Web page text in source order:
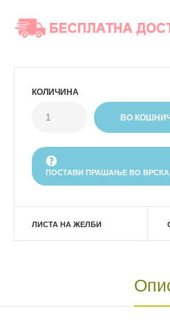
КОЛИЧИНА
ПОСТАВИ ПРАШАЊЕ ВО
ЛИСТА НА ЖЕЛБИ